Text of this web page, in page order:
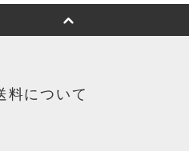
料について